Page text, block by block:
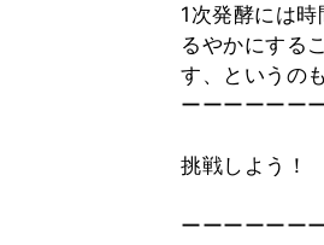
1次発酵には
るやかにする
す、というの
ーーーーーー
挑戦しよう！
ーーーーーー